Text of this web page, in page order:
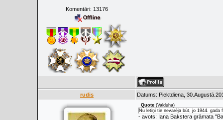
Komentāri: 13176
rudis Datums: Piektdiena,
Quote (Valduha)
Nu letiņi tie nevarēja būt, jo 1944. gada
- avots: Iana Bakstera grāmata